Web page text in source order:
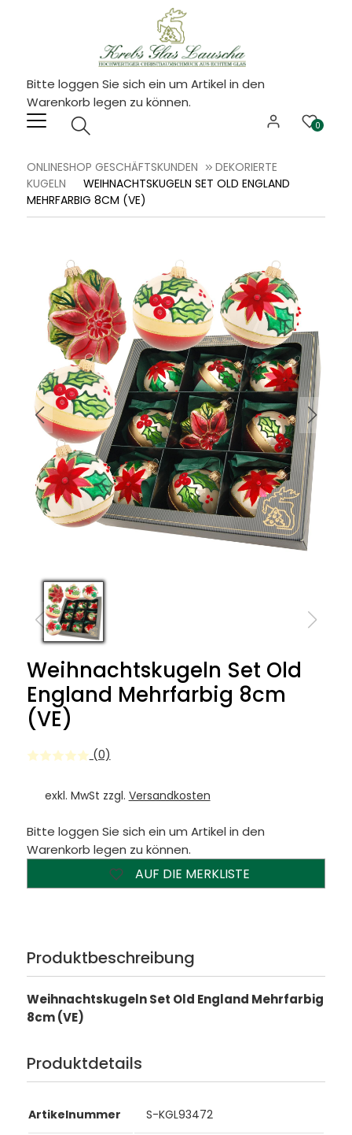
Bitte loggen Sie sich ein um Artikel in den
Warenkorb legen zu können.
0
ONLINESHOP GESCHÄFTSKUNDEN
DEKORIERTE
KUGELN
WEIHNACHTSKUGELN SET OLD ENGLAND
MEHRFARBIG 8CM (VE)
Weihnachtskugeln Set Old
England Mehrfarbig 8cm
(VE)
(0)
exkl. MwSt zzgl. Versandkosten
Bitte loggen Sie sich ein um Artikel in den
Warenkorb legen zu können.
AUF DIE MERKLISTE
Produktbeschreibung
Weihnachtskugeln Set Old England Mehrfarbig
8cm (VE)
Produktdetails
Artikelnummer S-KGL93472